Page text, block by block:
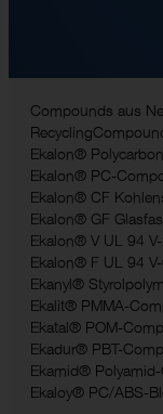
Compounds aus
Ekalon®
Ekalon® PC-
Ekalon® CF
Ekalon® GF
Ekalon® V UL 94
Ekalon® F UL 94
Ekanyl®
Ekalit® PMMA-
Ekatal® POM-
Ekadur® PBT-
Ekamid®
Ekaloy® PC/ABS-